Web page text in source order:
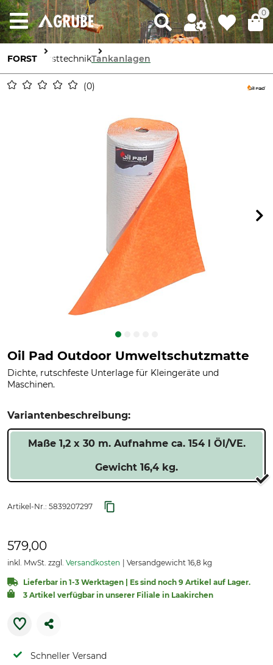
0
FORST ForsttechnikTankanlagen
0
Oil Pad Outdoor Umweltschutzmatte
Dichte, rutschfeste Unterlage für Kleingeräte und
Maschinen.
Variantenbeschreibung:
Maße 1,2 x 30 m. Aufnahme ca. 154 l Öl/VE.
Gewicht 16,4 kg.
Artikel-Nr.: 5839207297
579,00
inkl. MwSt. zzgl. Versandkosten Versandgewicht 16,8 kg
Lieferbar in 1-3 Werktagen | Es sind noch 9 Artikel auf Lager.
3 Artikel verfügbar in unserer Filiale in Laakirchen
Schneller Versand